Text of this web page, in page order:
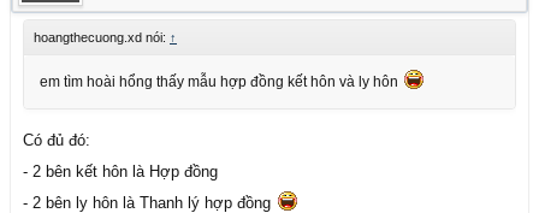
hoangthecuong.xd nói: ↑
em tìm hoài hổng thấy mẫu hợp đồng kết hôn và ly hôn
Có đủ đó:
- 2 bên kết hôn là Hợp đồng
- 2 bên ly hôn là Thanh lý hợp đồng